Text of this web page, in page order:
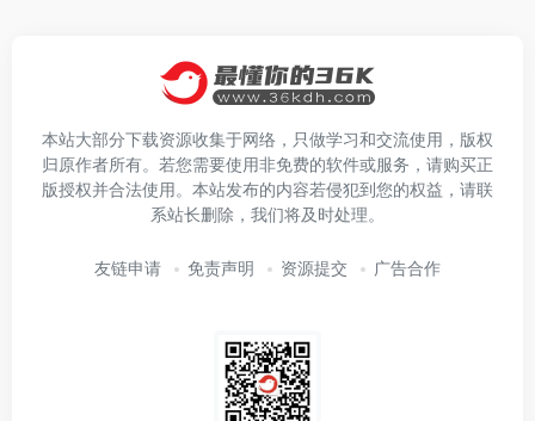
本站大部分下载资源收集于网络，只做学习和交流使用，版权
归原作者所有。若您需要使用非免费的软件或服务，请购买正
版授权并合法使用。本站发布的内容若侵犯到您的权益，请联
系站长删除，我们将及时处理。
友链申请 免责声明 资源提交 广告合作